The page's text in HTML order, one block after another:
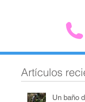
Artículos
Un baño